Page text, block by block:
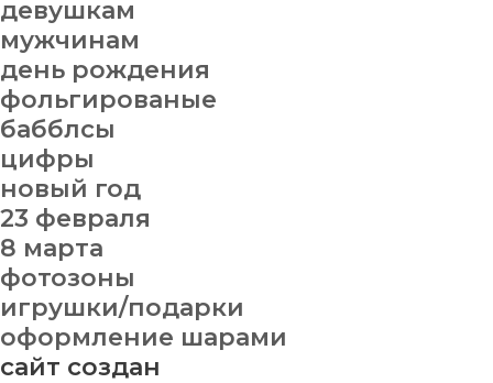
девушкам
мужчинам
день рождения
фольгированые
бабблсы
цифры
новый год
23 февраля
8 марта
фотозоны
игрушки/подарки
оформление шарами
сайт создан